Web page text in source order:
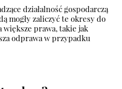
działalność gospodarczą
mogły zaliczyć te okresy do
większe prawa, takie jak
odprawa w przypadku